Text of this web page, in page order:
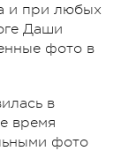
и при любых
Даши
фото в
в
время
фото